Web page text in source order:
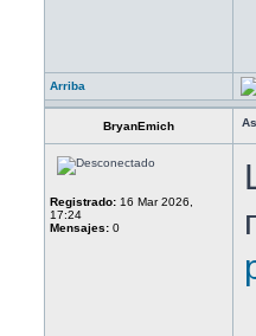
Arriba
BryanEmich
Registrado: 16 Mar 2026,
17:24
Mensajes: 0